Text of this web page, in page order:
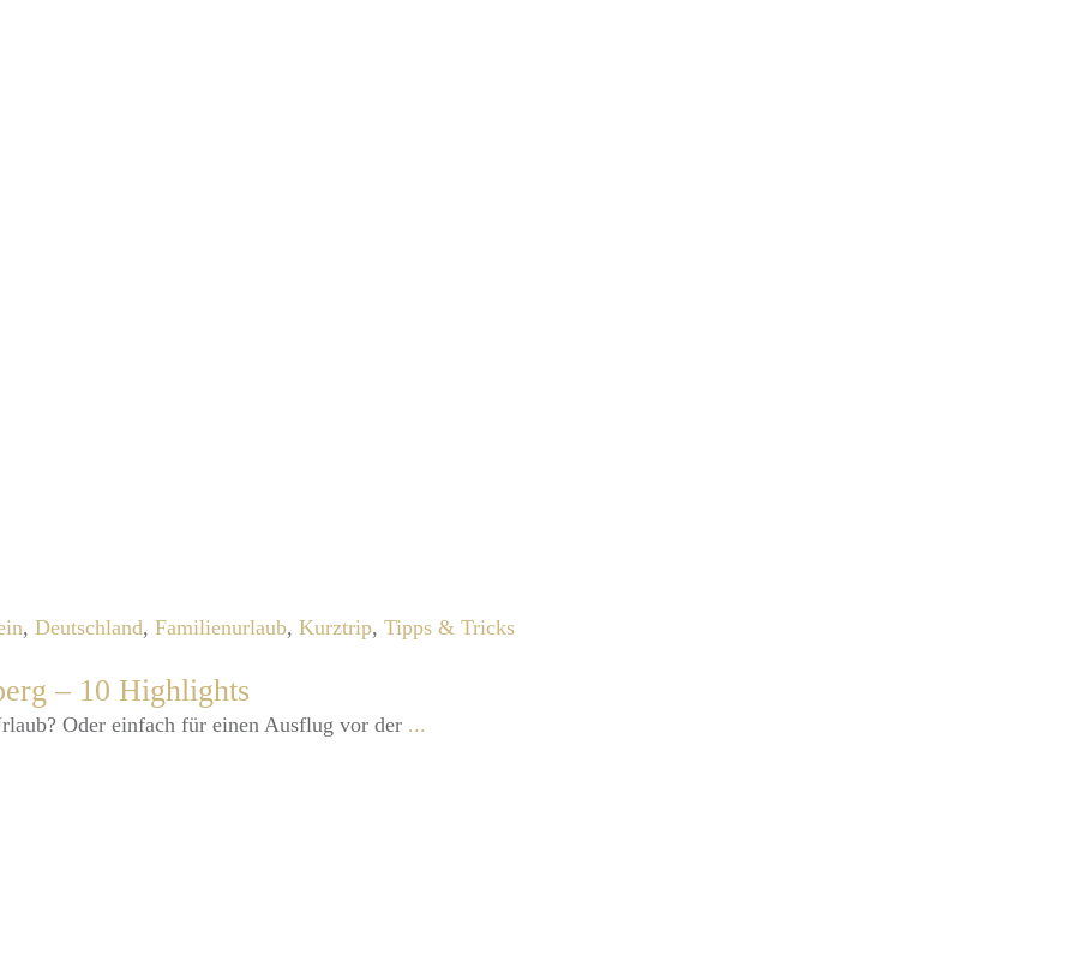
,Deutschland,Familienurlaub,Kurztrip,Tipps & Tricks
– 10 Highlights
Oder einfach für einen Ausflug vor der ...